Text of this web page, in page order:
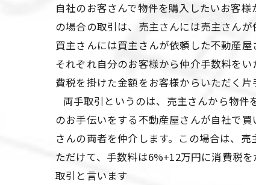
自社のお客さんで物件を購入したいお客
の場合の取引は、売主さんには売主さん
買主さんには買主さんが依頼した不動産
それぞれ自分のお客様から仲介手数料を
費税を掛けた金額をお客様からいただく片
両手取引というのは、売主さんから物件
のお手伝いをする不動産屋さんが自社で
さんの両者を仲介します。この場合は、
ただけて、手数料は6%+12万円に消費税
取引と言います